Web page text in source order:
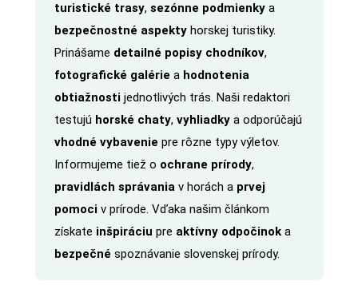
turistické trasy, sezónne podmienkya
bezpečnostné aspektyhorskej turistiky.
Prinášame detailné popisy chodníkov,
fotografické galérie a hodnotenia
obtiažnostijednotlivých trás. Naši redaktori
testujú horské chaty, vyhliadkya odporúčajú
vhodné vybavenie pre rôzne typy výletov.
Informujeme tiež o ochrane prírody,
pravidlách správaniav horách a prvej
pomociv prírode. Vďaka našim článkom
získate inšpiráciu pre aktívny odpočinoka
bezpečné spoznávanie slovenskej prírody.